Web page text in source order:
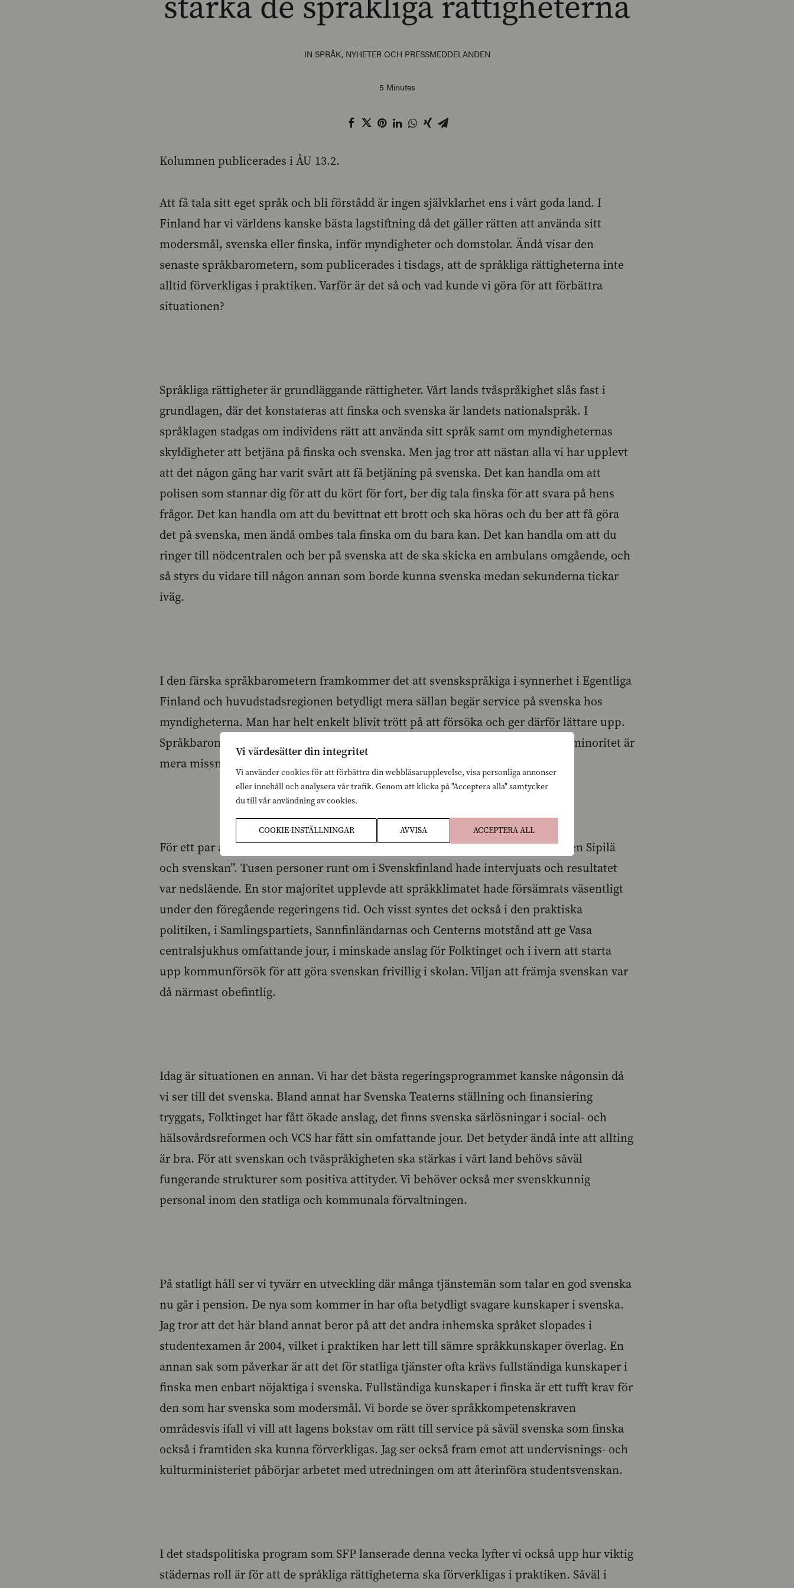
Vi värdesätter din integritet
Vi använder cookies för att förbättra din webbläsarupplevelse, visa personliga annonser
eller innehåll och analysera vår trafik. Genom att klicka på "Acceptera alla" samtycker
du till vår användning av cookies.
COOKIE-INSTÄLLNINGAR AVVISA ACCEPTERA ALL
IN SPRÅK, NYHETER OCH PRESSMEDDELANDEN
5 Minutes
Kolumnen publicerades i ÅU 13.2.
Att få tala sitt eget språk och bli förstådd är ingen självklarhet ens i vårt goda land. I
Finland har vi världens kanske bästa lagstiftning då det gäller rätten att använda sitt
modersmål, svenska eller finska, inför myndigheter och domstolar. Ändå visar den
senaste språkbarometern, som publicerades i tisdags, att de språkliga rättigheterna inte
alltid förverkligas i praktiken. Varför är det så och vad kunde vi göra för att förbättra
situationen?
Språkliga rättigheter är grundläggande rättigheter. Vårt lands tvåspråkighet slås fast i
grundlagen, där det konstateras att finska och svenska är landets nationalspråk. I
språklagen stadgas om individens rätt att använda sitt språk samt om myndigheternas
skyldigheter att betjäna på finska och svenska. Men jag tror att nästan alla vi har upplevt
att det någon gång har varit svårt att få betjäning på svenska. Det kan handla om att
polisen som stannar dig för att du kört för fort, ber dig tala finska för att svara på hens
frågor. Det kan handla om att du bevittnat ett brott och ska höras och du ber att få göra
det på svenska, men ändå ombes tala finska om du bara kan. Det kan handla om att du
ringer till nödcentralen och ber på svenska att de ska skicka en ambulans omgående, och
så styrs du vidare till någon annan som borde kunna svenska medan sekunderna tickar
iväg.
I den färska språkbarometern framkommer det att svenskspråkiga i synnerhet i Egentliga
Finland och huvudstadsregionen betydligt mera sällan begär service på svenska hos
myndigheterna. Man har helt enkelt blivit trött på att försöka och ger därför lättare upp.
Språkbarometern bekräftar också det vi vet från tidigare. Att svenskspråkiga i minoritet är
mera missnöjda med servicen på sitt modersmål än finskspråkiga i minoritet.
För ett par år sedan kom tankesmedjan Agenda ut med en pamflett, ”Regeringen Sipilä
och svenskan”. Tusen personer runt om i Svenskfinland hade intervjuats och resultatet
var nedslående. En stor majoritet upplevde att språkklimatet hade försämrats väsentligt
under den föregående regeringens tid. Och visst syntes det också i den praktiska
politiken, i Samlingspartiets, Sannfinländarnas och Centerns motstånd att ge Vasa
centralsjukhus omfattande jour, i minskade anslag för Folktinget och i ivern att starta
upp kommunförsök för att göra svenskan frivillig i skolan. Viljan att främja svenskan var
då närmast obefintlig.
Idag är situationen en annan. Vi har det bästa regeringsprogrammet kanske någonsin då
vi ser till det svenska. Bland annat har Svenska Teaterns ställning och finansiering
tryggats, Folktinget har fått ökade anslag, det finns svenska särlösningar i social- och
hälsovårdsreformen och VCS har fått sin omfattande jour. Det betyder ändå inte att allting
är bra. För att svenskan och tvåspråkigheten ska stärkas i vårt land behövs såväl
fungerande strukturer som positiva attityder. Vi behöver också mer svenskkunnig
personal inom den statliga och kommunala förvaltningen.
På statligt håll ser vi tyvärr en utveckling där många tjänstemän som talar en god svenska
nu går i pension. De nya som kommer in har ofta betydligt svagare kunskaper i svenska.
Jag tror att det här bland annat beror på att det andra inhemska språket slopades i
studentexamen år 2004, vilket i praktiken har lett till sämre språkkunskaper överlag. En
annan sak som påverkar är att det för statliga tjänster ofta krävs fullständiga kunskaper i
finska men enbart nöjaktiga i svenska. Fullständiga kunskaper i finska är ett tufft krav för
den som har svenska som modersmål. Vi borde se över språkkompetenskraven
områdesvis ifall vi vill att lagens bokstav om rätt till service på såväl svenska som finska
också i framtiden ska kunna förverkligas. Jag ser också fram emot att undervisnings- och
kulturministeriet påbörjar arbetet med utredningen om att återinföra studentsvenskan.
I det stadspolitiska program som SFP lanserade denna vecka lyfter vi också upp hur viktig
städernas roll är för att de språkliga rättigheterna ska förverkligas i praktiken. Såväl i